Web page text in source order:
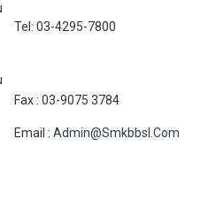
Tel: 03-4295-7800
Fax : 03-9075 3784
Email : Admin@Smkbbsl.Com